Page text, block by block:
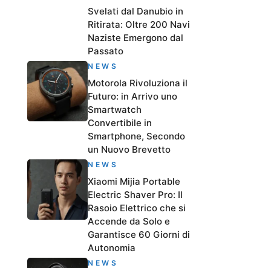
Svelati dal Danubio in
Ritirata: Oltre 200 Navi
Naziste Emergono dal
Passato
NEWS
Motorola Rivoluziona il
Futuro: in Arrivo uno
Smartwatch
Convertibile in
Smartphone, Secondo
un Nuovo Brevetto
NEWS
Xiaomi Mijia Portable
Electric Shaver Pro: Il
Rasoio Elettrico che si
Accende da Solo e
Garantisce 60 Giorni di
Autonomia
NEWS